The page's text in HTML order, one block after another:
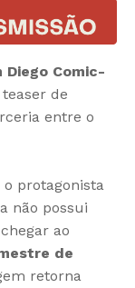
Diego Comic-
de
entre o
o protagonista
não possui
ao
de
retorna